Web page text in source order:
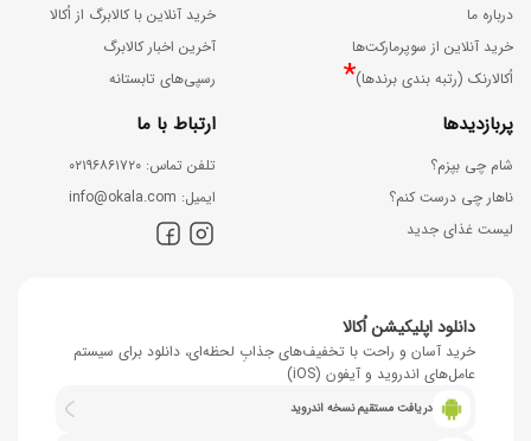
درباره ما
خرید آنلاین از سوپرمارکت‌ها
اُکالارنک (رتبه بندی برندها)*
خرید آنلاین با کالابرگ از اُکالا
آخرین اخبار کالابرگ
رسپی‌های تابستانه
پربازدیدها
شام چی بپزم؟
ناهار چی درست کنم؟
لیست غذای جدید
ارتباط با ما
ﺗﻠﻔﻦ ﺗﻤﺎس: ۰۲۱۹۶۸۶۱۷۲۰
اﯾﻤﯿﻞ: info@okala.com
دانلود اپلیکیشن اُکالا
خرید آسان و راحت با تخفیف‌های جذابِ لحظه‌ای، دانلود برای سیستم
عامل‌های اندروید و آیفون (iOS)
دریافت مستقیم نسخه اندروید